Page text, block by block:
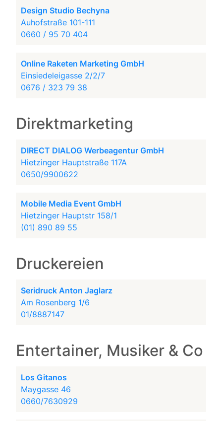
Design Studio Bechyna
Auhofstraße 101-111
0660 / 95 70 404
Online Raketen Marketing GmbH
Einsiedeleigasse 2/2/7
0676 / 323 79 38
Direktmarketing
DIRECT DIALOG Werbeagentur GmbH
Hietzinger Hauptstraße 117A
0650/9900622
Mobile Media Event GmbH
Hietzinger Hauptstr 158/1
(01) 890 89 55
Druckereien
Seridruck Anton Jaglarz
Am Rosenberg 1/6
01/8887147
Entertainer, Musiker & Co
Los Gitanos
Maygasse 46
0660/7630929